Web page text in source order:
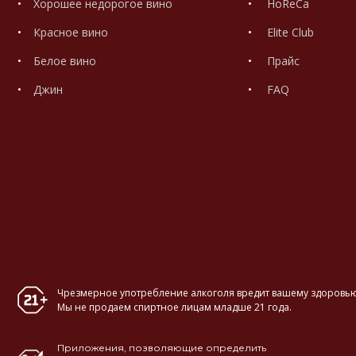
Хорошее недорогое вино
Красное вино
Белое вино
Джин
HoReCa
Elite Club
Прайс
FAQ
Чрезмерное употребление алкоголя вредит вашему
Мы не продаем спиртное лицам младше 21 года.
Приложения, позволяющие определить